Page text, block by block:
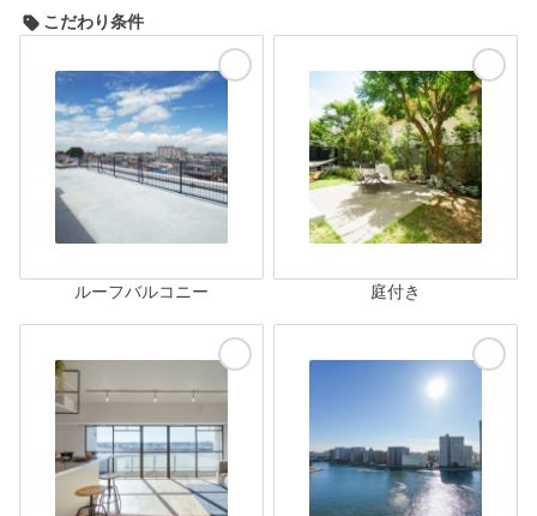
こだわり条件
ルーフバルコニー 庭付き